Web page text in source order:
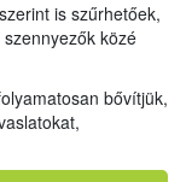
is szűrhetőek,
közé
bővítjük,